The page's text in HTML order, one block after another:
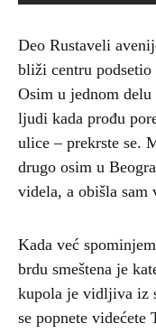
Deo Rustaveli
bliži centru podsetio
Osim u jednom delu
ljudi kada prođu
ulice – prekrste se.
drugo osim u
videla, a obišla sam
Kada već
brdu smeštena je
kupola je vidljiva iz
se popnete